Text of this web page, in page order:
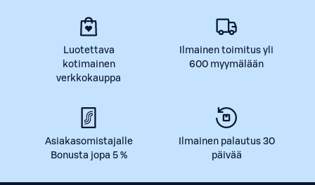
Luotettava
kotimainen
verkkokauppa
Ilmainen toimitus yli
600 myymälään
Asiakasomistajalle
Bonusta jopa 5 %
Ilmainen palautus 30
päivää